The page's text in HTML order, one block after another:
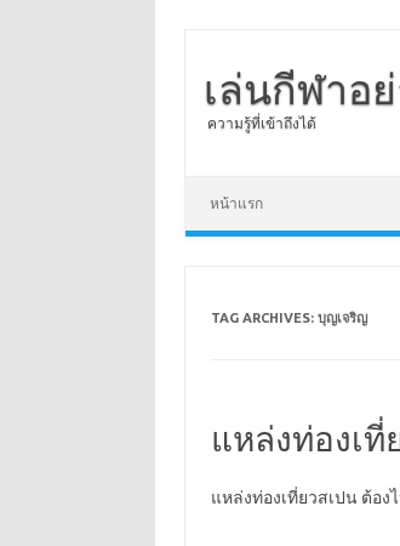
เล่นกีฬาอ
ความรู้ที่เข้าถึงได้
หน้าแรก
TAG ARCHIVES: บุญเจริญ
แหล่งท่องเ
แหล่งท่องเที่ยวสเปน ต้อ